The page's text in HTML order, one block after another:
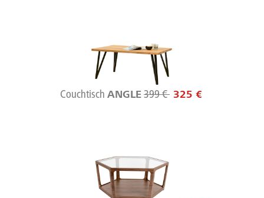
Couchtisch ANGLE399 € 325 €